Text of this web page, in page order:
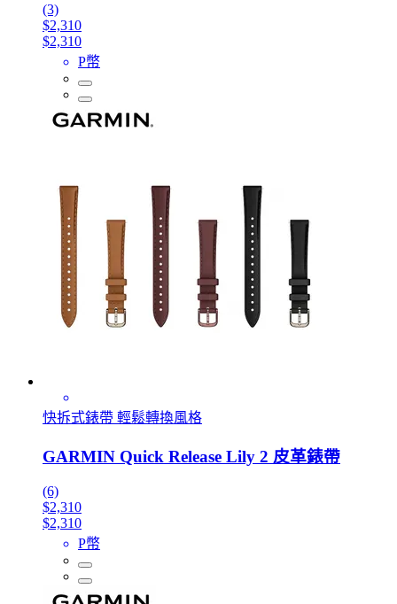
(3)
$2,310
$2,310
P幣
快拆式錶帶 輕鬆轉換風格
GARMIN Quick Release Lily 2 皮革錶帶
(6)
$2,310
$2,310
P幣